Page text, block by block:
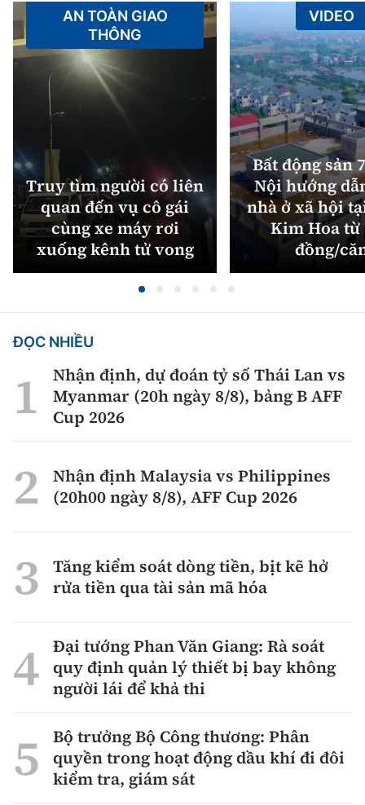
Truy tìm người có liên
quan đến vụ cô gái
cùng xe máy rơi
xuống kênh tử vong
AN TOÀN GIAO
THÔNG
Bất động sản
Nội hướng
nhà ở xã hội
Kim Hoa từ
đồng/
VIDEO
ĐỌC NHIỀU
Nhận định, dự đoán tỷ số Thái Lan vs
Myanmar (20h ngày 8/8), bảng B AFF
Cup 2026
Nhận định Malaysia vs Philippines
(20h00 ngày 8/8), AFF Cup 2026
Tăng kiểm soát dòng tiền, bịt kẽ hở
rửa tiền qua tài sản mã hóa
Đại tướng Phan Văn Giang: Rà soát
quy định quản lý thiết bị bay không
người lái để khả thi
Bộ trưởng Bộ Công thương: Phân
quyền trong hoạt động dầu khí đi đôi
kiểm tra, giám sát